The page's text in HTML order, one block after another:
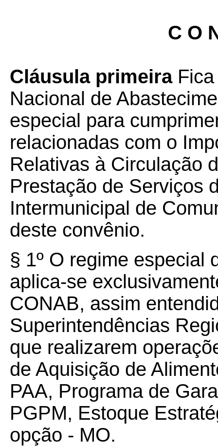
C O
Cláusula primeira
Nacional de
especial para
relacionadas com o
Relativas à Circulação
Prestação de Serviços
Intermunicipal de
deste convênio.
§ 1º O regime especial
aplica-se
CONAB, assim
Superintendências
que realizarem
de Aquisição de
PAA, Programa de
PGPM, Estoque
opção - MO.